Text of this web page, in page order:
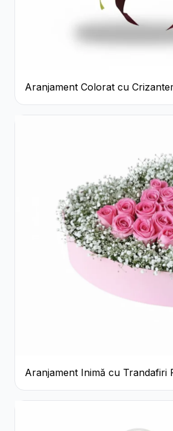
Aranjament Colorat cu
Cutie Rustică
Aranjament Inimă cu Trandafiri
și Gypsophila Albă